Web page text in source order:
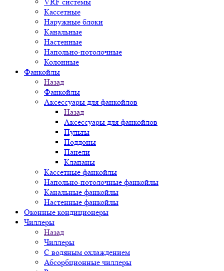
Кассетные
Наружные блоки
Канальные
Настенные
Напольно-потолочные
Колонные
Фанкойлы
Назад
Фанкойлы
Аксессуары для фанкойлов
Назад
Аксессуары для фанкойлов
Пульты
Поддоны
Панели
Клапаны
Кассетные фанкойлы
Напольно-потолочные фанкойлы
Канальные фанкойлы
Настенные фанкойлы
Оконные кондиционеры
Чиллеры
Назад
Чиллеры
С водяным охлаждением
Абсорбционные чиллеры